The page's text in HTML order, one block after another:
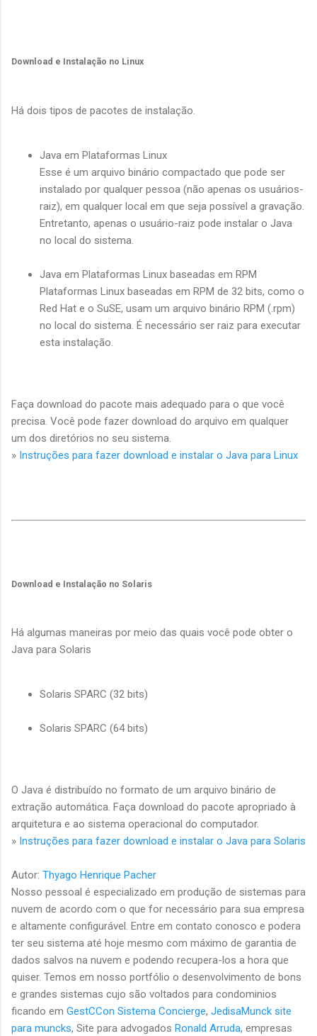
Download e Instalação no Linux
Há dois tipos de pacotes de instalação.
Java em Plataformas Linux
Esse é um arquivo binário compactado que pode ser
instalado por qualquer pessoa (não apenas os usuários-
raiz), em qualquer local em que seja possível a gravação.
Entretanto, apenas o usuário-raiz pode instalar o Java
no local do sistema.
Java em Plataformas Linux baseadas em RPM
Plataformas Linux baseadas em RPM de 32 bits, como o
Red Hat e o SuSE, usam um arquivo binário RPM (.rpm)
no local do sistema. É necessário ser raiz para executar
esta instalação.
Faça download do pacote mais adequado para o que você
precisa. Você pode fazer download do arquivo em qualquer
um dos diretórios no seu sistema.
» Instruções para fazer download e instalar o Java para Linux
Download e Instalação no Solaris
Há algumas maneiras por meio das quais você pode obter o
Java para Solaris
Solaris SPARC (32 bits)
Solaris SPARC (64 bits)
O Java é distribuído no formato de um arquivo binário de
extração automática. Faça download do pacote apropriado à
arquitetura e ao sistema operacional do computador.
» Instruções para fazer download e instalar o Java para Solaris
Autor: Thyago Henrique Pacher
Nosso pessoal é especializado em produção de sistemas para
nuvem de acordo com o que for necessário para sua empresa
e altamente configurável. Entre em contato conosco e podera
ter seu sistema até hoje mesmo com máximo de garantia de
dados salvos na nuvem e podendo recupera-los a hora que
quiser. Temos em nosso portfólio o desenvolvimento de bons
e grandes sistemas cujo são voltados para condominios
ficando em GestCCon Sistema Concierge, JedisaMunck site
para muncks, Site para advogados Ronald Arruda, empresas